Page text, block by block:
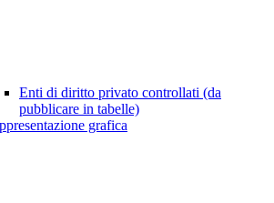
Enti di diritto privato controllati (da
pubblicare in tabelle)
grafica